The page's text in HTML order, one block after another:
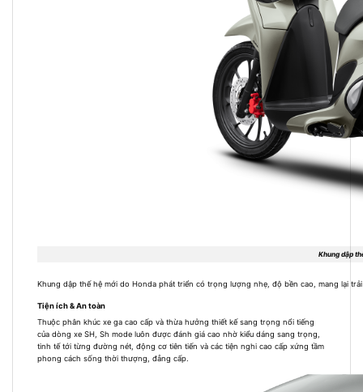
Khung dập
Khung dập thế hệ mới do Honda phát triển có trọng lượng nhẹ, độ bền cao, mang lại trải
Tiện ích & An toàn
Thuộc phân khúc xe ga cao cấp và thừa hưởng thiết kế sang trọng nổi tiếng
của dòng xe SH, Sh mode luôn được đánh giá cao nhờ kiểu dáng sang trọng,
tinh tế tới từng đường nét, động cơ tiên tiến và các tiện nghi cao cấp xứng tầm
phong cách sống thời thượng, đẳng cấp.